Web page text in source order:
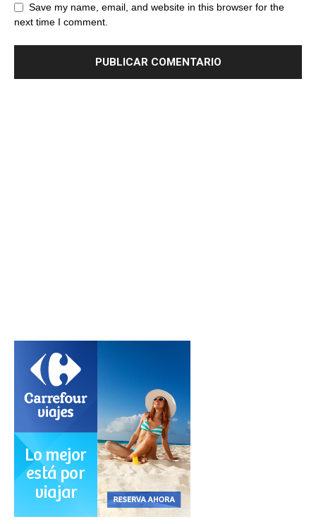
Save my name, email, and website in this browser for the
next time I comment.